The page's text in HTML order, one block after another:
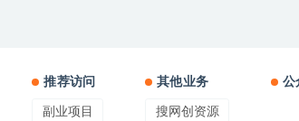
推荐访问
副业项目
其他业务
搜网创资源
公